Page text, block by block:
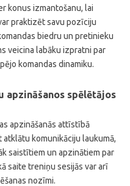
konus izmantošanu, lai
praktizēt savu pozīciju
biedru un pretinieku
veicina labāku izpratni par
komandas dinamiku.
apzināšanos spēlētājos
apzināšanās attīstībā
komunikāciju laukumā,
saistītiem un apzinātiem par
saite treniņu sesijās var arī
nozīmi.